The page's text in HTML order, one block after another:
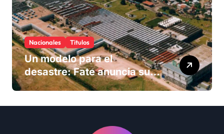
Nacionales Titulos
Un modelo para el
desastre: Fate anuncia su
cierre definitivo y despide a